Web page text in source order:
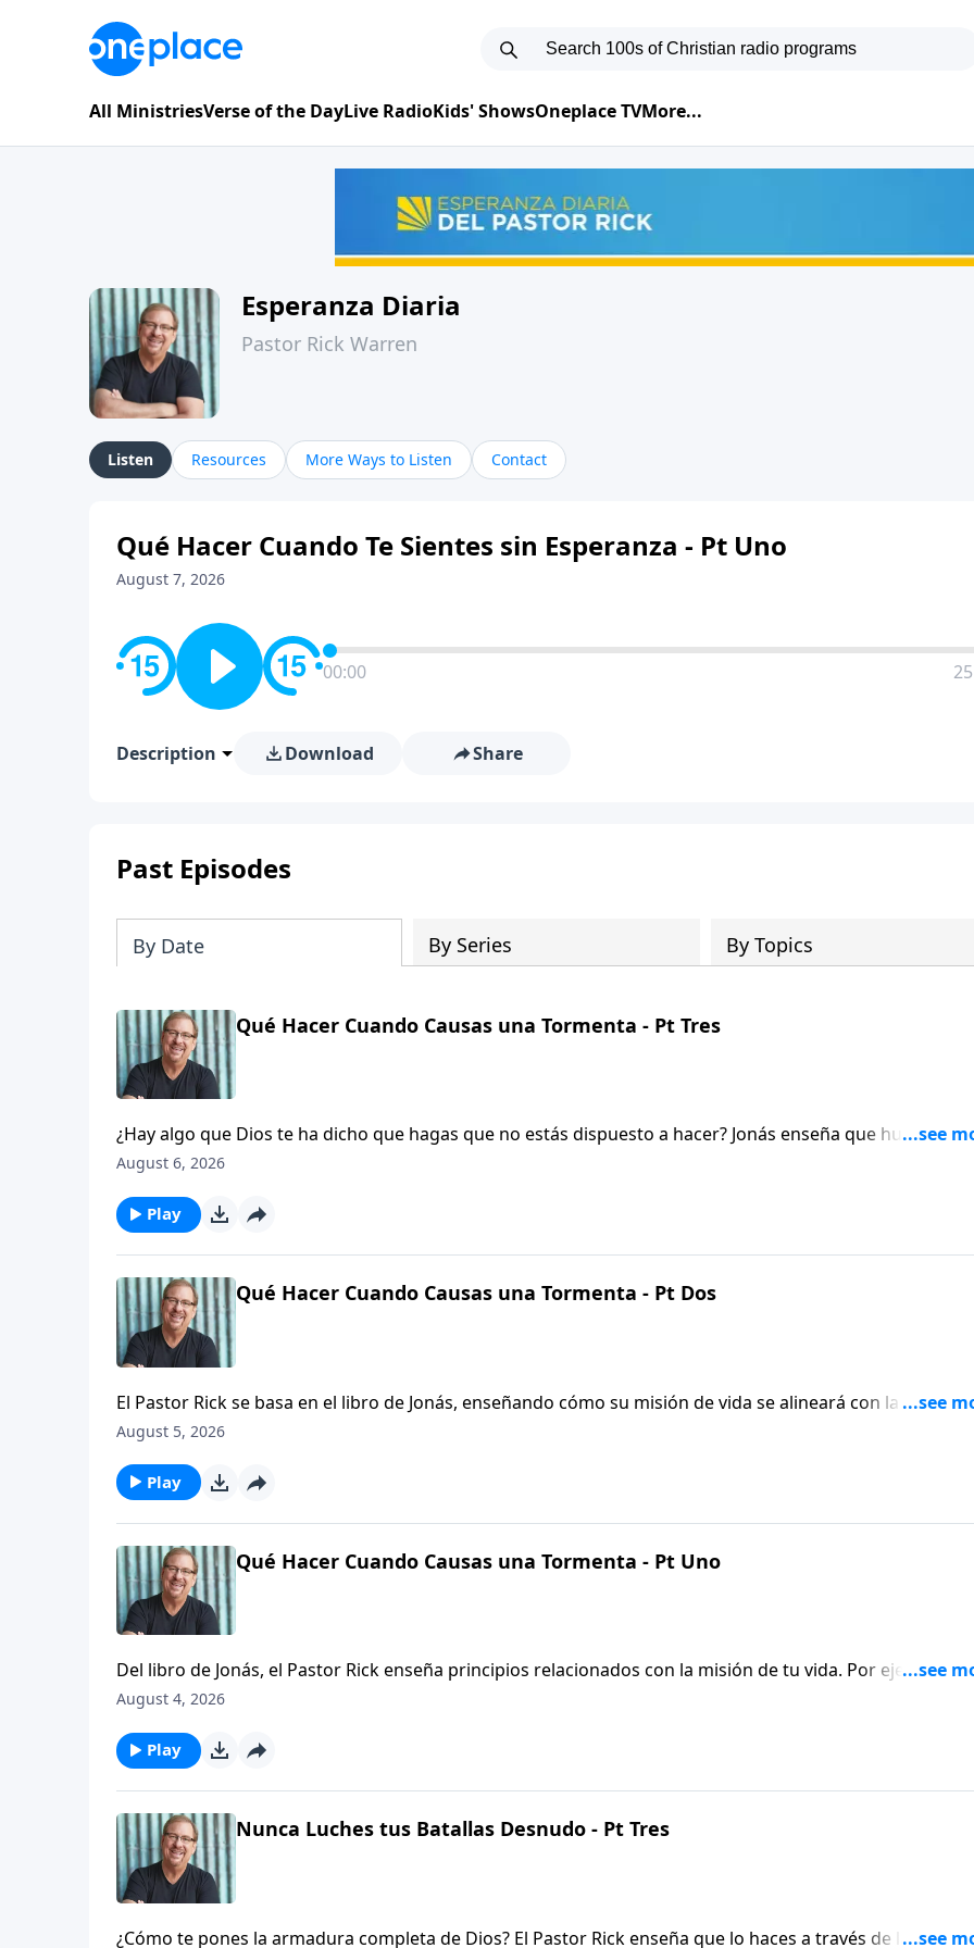
All MinistriesVerse of the DayLive RadioKids' ShowsOneplace TVMore...
Esperanza Diaria
Pastor Rick Warren
Listen Resources More Ways to Listen Contact
Qué Hacer Cuando Te Sientes sin Esperanza - Pt Uno
August 7, 2026
00:00
Description Download Share
Past Episodes
By Date By Series By Topics
Qué Hacer Cuando Causas una Tormenta - Pt Tres
¿Hay algo que Dios te ha dicho que hagas que no estás dispuesto a hacer? Jonás enseña que huir de tu
misión creará una tormenta en tu vida.
August 6, 2026
Play
Qué Hacer Cuando Causas una Tormenta - Pt Dos
El Pastor Rick se basa en el libro de Jonás, enseñando cómo su misión de vida se alineará con la Palabra
Dios, requerirá un paso de fe, y ayudará a otros de alguna manera. También examina las consecuencias
August 5, 2026
Play
Qué Hacer Cuando Causas una Tormenta - Pt Uno
Del libro de Jonás, el Pastor Rick enseña principios relacionados con la misión de tu vida. Por ejemplo, se
alineará con la Palabra de Dios, requerirá un paso de fe, ayudará a otros de alguna manera, y
August 4, 2026
Play
Nunca Luches tus Batallas Desnudo - Pt Tres
¿Cómo te pones la armadura completa de Dios? El Pastor Rick enseña que lo haces a través de la